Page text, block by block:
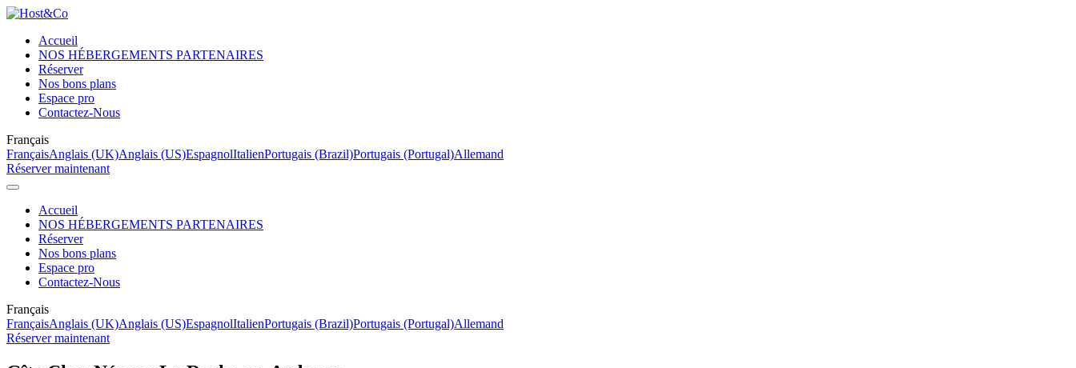
Accueil
NOS HÉBERGEMENTS PARTENAIRES
Réserver
Nos bons plans
Espace pro
Contactez-Nous
Français
FrançaisAnglais (UK)Anglais (US)EspagnolItalienPortugais (Brazil)Portugais (Portugal)Allemand
Réserver maintenant
Accueil
NOS HÉBERGEMENTS PARTENAIRES
Réserver
Nos bons plans
Espace pro
Contactez-Nous
Français
FrançaisAnglais (UK)Anglais (US)EspagnolItalienPortugais (Brazil)Portugais (Portugal)Allemand
Réserver maintenant